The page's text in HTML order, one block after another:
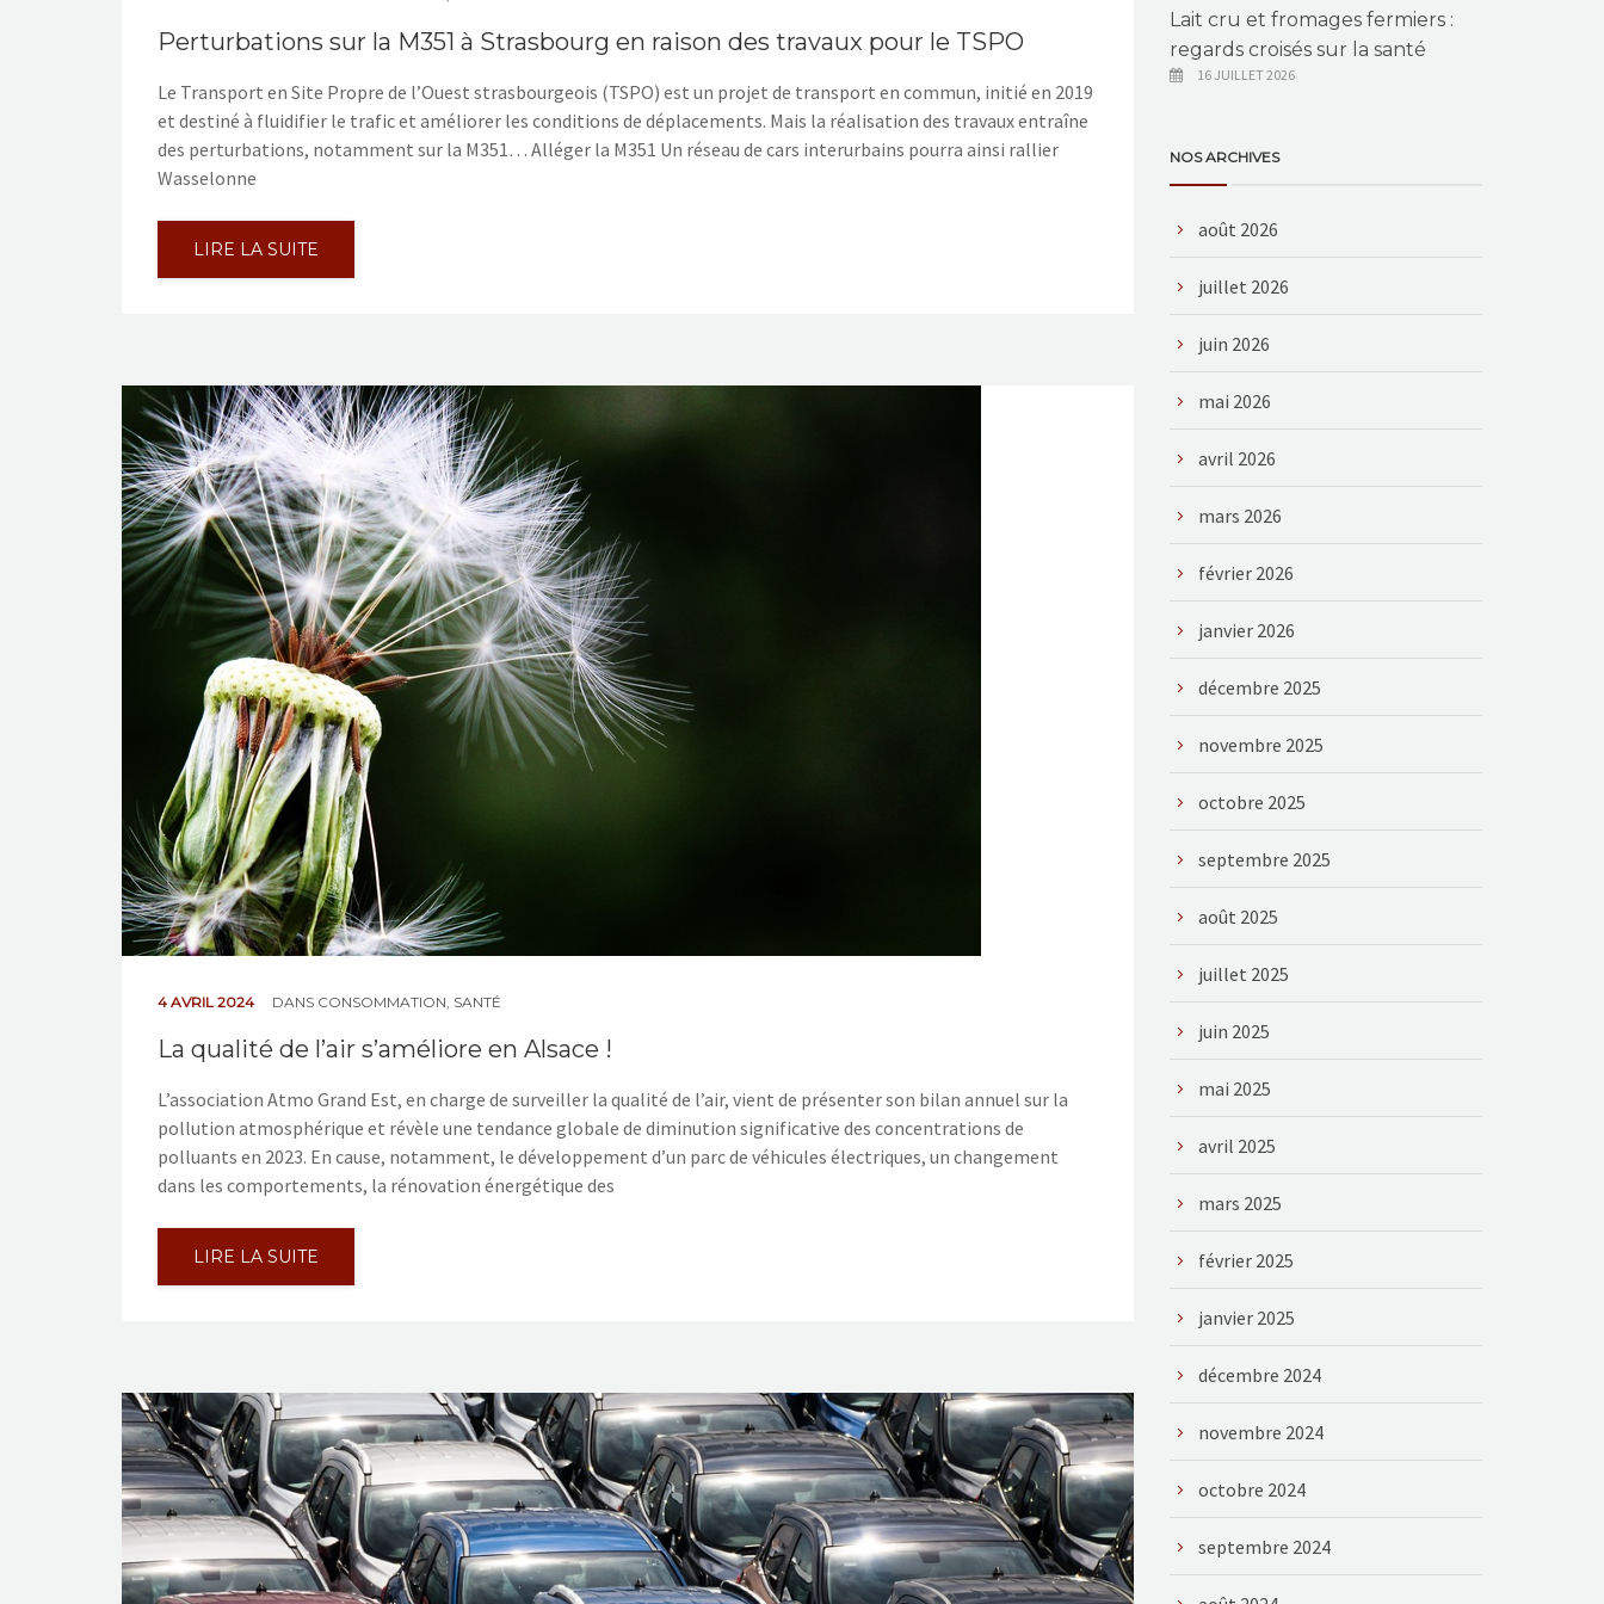
Perturbations sur la M351 à Strasbourg en raison des travaux pour le TSPO
Le Transport en Site Propre de l’Ouest strasbourgeois (TSPO) est un projet de transport en commun, initié en 2019
et destiné à fluidifier le trafic et améliorer les conditions de déplacements. Mais la réalisation des travaux entraîne
des perturbations, notamment sur la M351… Alléger la M351 Un réseau de cars interurbains pourra ainsi rallier
Wasselonne
LIRE LA SUITE
4 AVRIL 2024 DANS CONSOMMATION, SANTÉ
La qualité de l’air s’améliore en Alsace !
L’association Atmo Grand Est, en charge de surveiller la qualité de l’air, vient de présenter son bilan annuel sur la
pollution atmosphérique et révèle une tendance globale de diminution significative des concentrations de
polluants en 2023. En cause, notamment, le développement d’un parc de véhicules électriques, un changement
dans les comportements, la rénovation énergétique des
LIRE LA SUITE
Lait cru et fromages fermiers :
regards croisés sur la santé
16 JUILLET 2026
NOS ARCHIVES
août 2026
juillet 2026
juin 2026
mai 2026
avril 2026
mars 2026
février 2026
janvier 2026
décembre 2025
novembre 2025
octobre 2025
septembre 2025
août 2025
juillet 2025
juin 2025
mai 2025
avril 2025
mars 2025
février 2025
janvier 2025
décembre 2024
novembre 2024
octobre 2024
septembre 2024